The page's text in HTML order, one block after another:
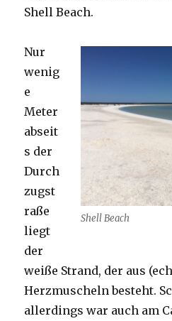
Shell Beach.
Shell Beach
Nur
wenig
e
Meter
abseit
s der
Durch
zugst
raße
liegt
der
weiße Strand, der aus
Herzmuscheln besteht.
allerdings war auch am